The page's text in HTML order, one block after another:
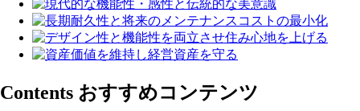
Contents おすすめコンテンツ